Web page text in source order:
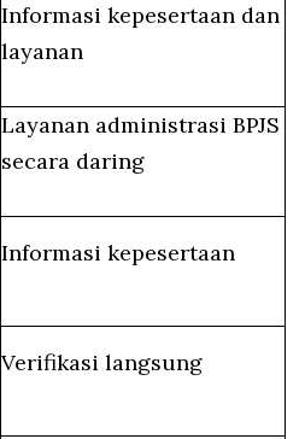
Informasi kepesertaan dan
layanan
Layanan administrasi BPJS
secara daring
Informasi kepesertaan
Verifikasi langsung